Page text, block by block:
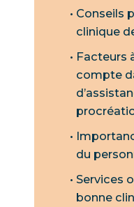
Conseils
clinique
Facteurs
compte
du
Services
bonne